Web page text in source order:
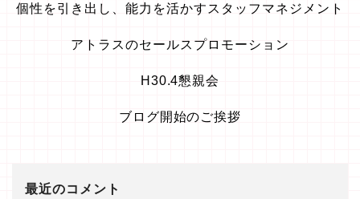
個性を引き出し、能力を活かすスタッフマネジメント
アトラスのセールスプロモーション
H30.4懇親会
ブログ開始のご挨拶
最近のコメント